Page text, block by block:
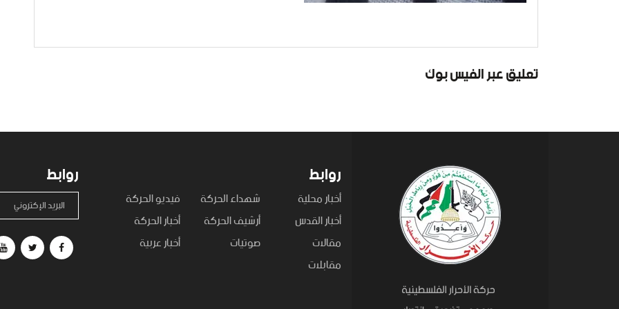
تعليق عبر الفيس بوك
روابط
أخبار محلية شهداء الحركة
فيديو الحركة
أخبار القدس
أرشيف الحركة
أخبار الحركة
مقالات
صوتيات
أخبار عربية
مقابلات
روابط
البريد الإكتروني